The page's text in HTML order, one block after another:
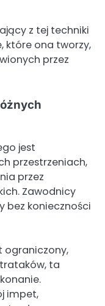
z tej techniki
które ona tworzy,
przez
jest
przestrzeniach,
przez
Zawodnicy
bez konieczności
ograniczony,
ta
impet,